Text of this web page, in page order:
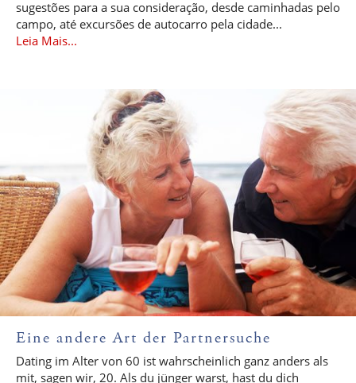
sugestões para a sua consideração, desde caminhadas pelo
campo, até excursões de autocarro pela cidade...
Leia Mais...
Eine andere Art der Partnersuche
Dating im Alter von 60 ist wahrscheinlich ganz anders als
mit, sagen wir, 20. Als du jünger warst, hast du dich